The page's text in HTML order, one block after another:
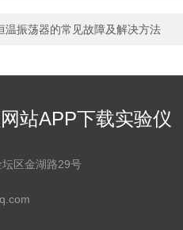
温振荡器的常见故障及解决方法
站APP下载实验仪
坛区金湖路29号